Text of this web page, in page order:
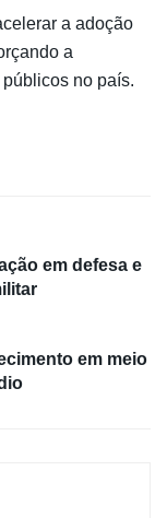
a adoção
a
no país.
em defesa e
em meio